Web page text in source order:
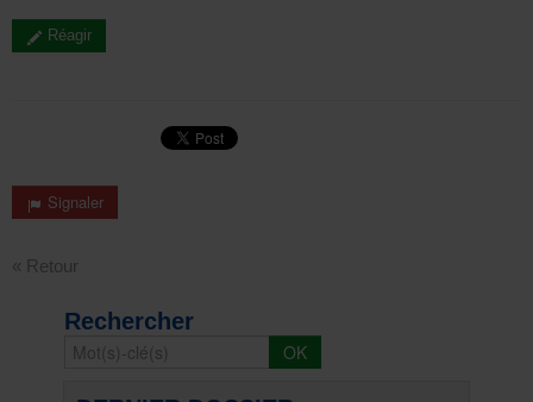
Réagir
Signaler
« Retour
Rechercher